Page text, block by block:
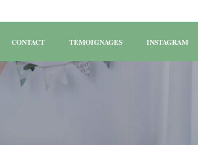
CONTACT TÉMOIGNAGES INSTAGRAM